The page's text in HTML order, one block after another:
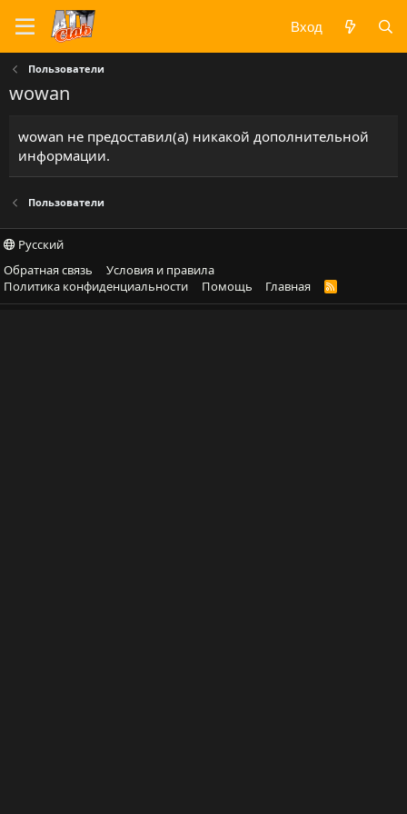
Вход
Пользователи
wowan
wowan не предоставил(а) никакой дополнительной
информации.
Пользователи
Русский
Обратная связь
Условия и правила
Политика конфиденциальности
Помощь Главная
R